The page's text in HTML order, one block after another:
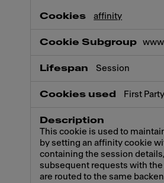
affinity
Session
First Party
This cookie is used to
by setting an affinity cookie
containing the session
subsequent requests with
are routed to the same